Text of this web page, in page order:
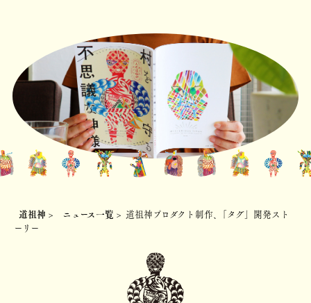
道祖神 > ニュース一覧 > 道祖神プロダクト制作、「タグ」開発スト
ーリー